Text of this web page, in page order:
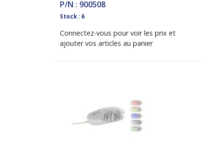
P/N : 900508
Stock : 6
Connectez-vous pour voir les prix et
ajouter vos articles au panier